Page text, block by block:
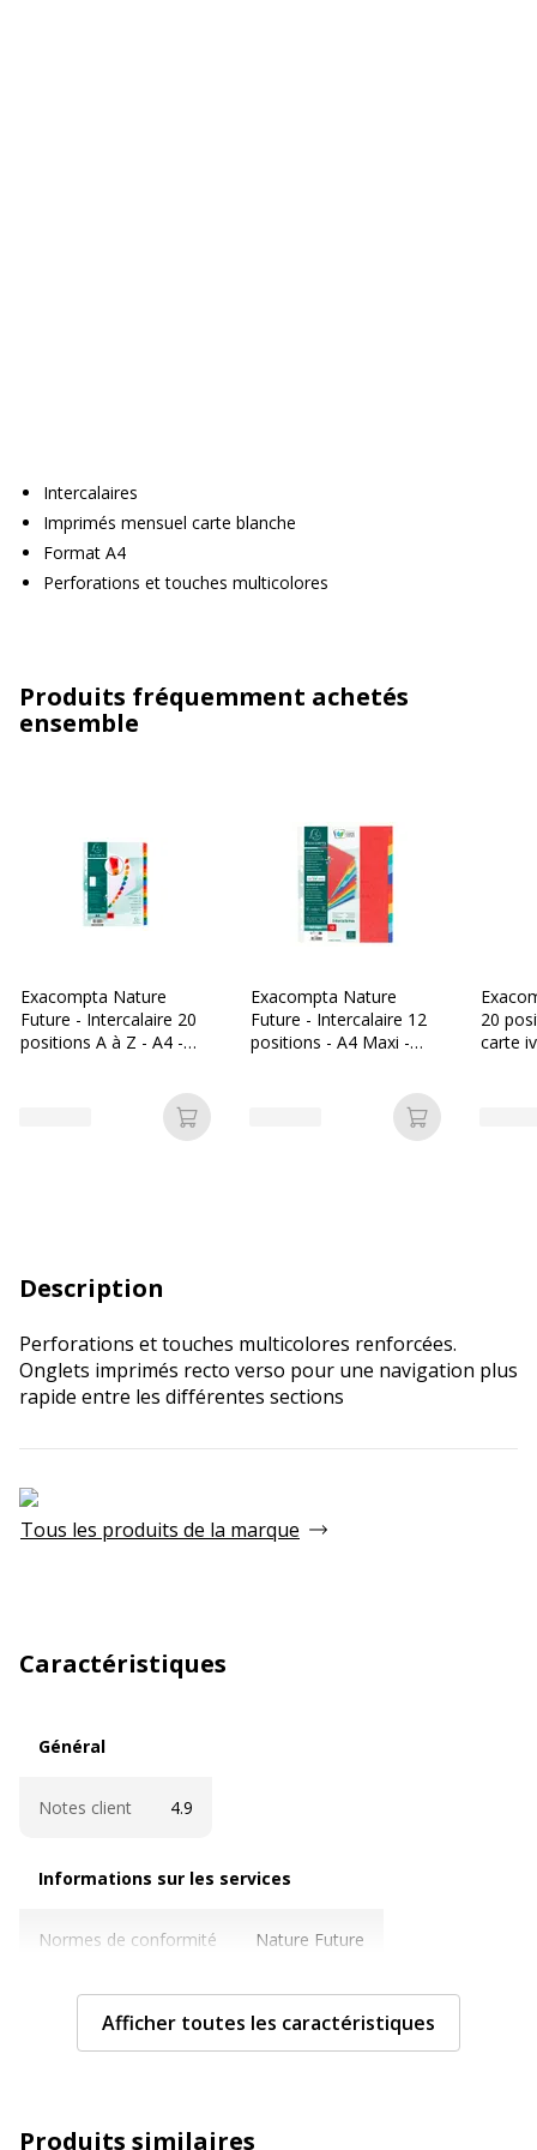
Intercalaires
Imprimés mensuel carte blanche
Format A4
Perforations et touches multicolores
Produits fréquemment achetés
ensemble
Exacompta Nature
Future - Intercalaire 20
positions A à Z - A4 -
Ajouter au panier
Exacompta Nature
Future - Intercalaire 12
positions - A4 Maxi -
Ajouter au
20
carte
Description
Perforations et touches multicolores renforcées.
Onglets imprimés recto verso pour une navigation plus
rapide entre les différentes sections
Tous les produits de la marque
Caractéristiques
Général
Notes client 4.9
Informations sur les services
Normes de conformité Nature Future
Caractéristiques techniques
Caractéristiques techniques
Afficher toutes les caractéristiques
Produits similaires